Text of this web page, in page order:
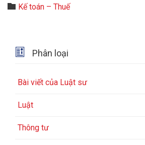
 Category
Kế toán – Thuế
 Phân loại
Bài viết của Luật sư
Luật
Thông tư